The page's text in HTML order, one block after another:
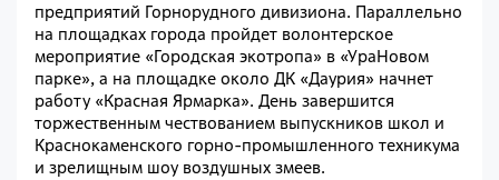
предприятий Горнорудного дивизиона. Параллельно
на площадках города пройдет волонтерское
мероприятие «Городская экотропа» в «УраНовом
парке», а на площадке около ДК «Даурия» начнет
работу «Красная Ярмарка». День завершится
торжественным чествованием выпускников школ и
Краснокаменского горно-промышленного техникума
и зрелищным шоу воздушных змеев.